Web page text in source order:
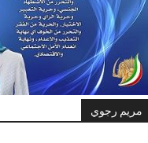
مريم رجوي